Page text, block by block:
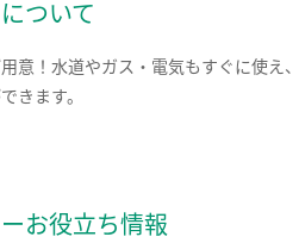
ついて
意！水道やガス・電気もすぐに使え
きます。
お役立ち情報